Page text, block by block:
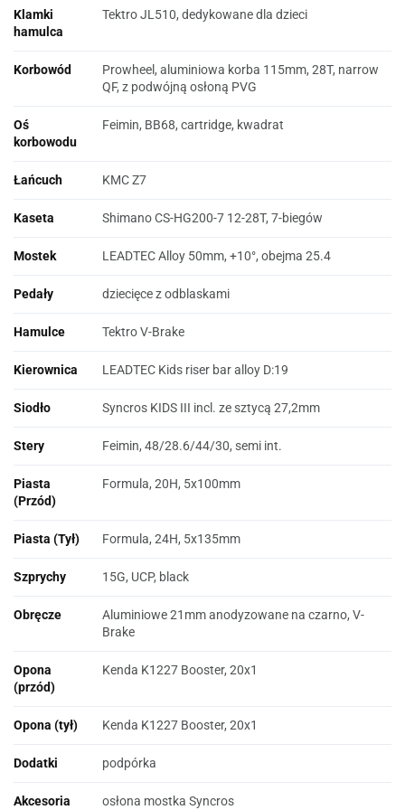
Klamki
hamulca
Tektro JL510, dedykowane dla dzieci
Korbowód
Prowheel, aluminiowa korba 115mm, 28T, narrow
QF, z podwójną osłoną PVG
Oś
korbowodu
Feimin, BB68, cartridge, kwadrat
Łańcuch KMC Z7
Kaseta Shimano CS-HG200-7 12-28T, 7-biegów
Mostek LEADTEC Alloy 50mm, +10°, obejma 25.4
Pedały dziecięce z odblaskami
Hamulce Tektro V-Brake
Kierownica LEADTEC Kids riser bar alloy D:19
Siodło Syncros KIDS III incl. ze sztycą 27,2mm
Stery Feimin, 48/28.6/44/30, semi int.
Piasta
(Przód)
Formula, 20H, 5x100mm
Piasta (Tył) Formula, 24H, 5x135mm
Szprychy 15G, UCP, black
Obręcze
Aluminiowe 21mm anodyzowane na czarno, V-
Brake
Opona
(przód)
Kenda K1227 Booster, 20x1
Opona (tył) Kenda K1227 Booster, 20x1
Dodatki podpórka
Akcesoria osłona mostka Syncros